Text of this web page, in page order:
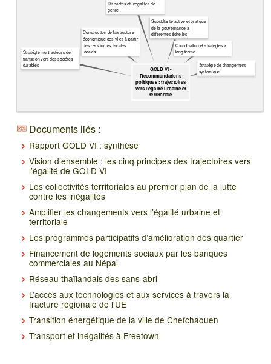
GOLD VI -
Recommandations
politiques : trajectoires
vers l’égalité urbaine et
territoriale
Stratégie de changement
systémique
Coordination et stratégies à
long terme
Subsidiarité active et pratique
de la gouvernance à
différentes échelles
Disparités et inégalités de
genre
Construction de la structure
économique des villes à partir
des ressources fiscales
locales
Stratégie multi-acteurs de
transition vers des sociétés
durables
Documents liés :
Rapport GOLD VI : synthèse
Vision d’ensemble : les cinq principes des trajectoires vers
l’égalité de GOLD VI
Les collectivités territoriales au premier plan de la lutte
contre les inégalités
Amplifier les changements vers l’égalité urbaine et
territoriale
Les programmes participatifs d’amélioration des quartier
Financement de logements sociaux par les banques
commerciales au Népal
Réseau thaïlandais des sans-abri
L’accès aux technologies et aux services à travers la
fracture régionale de l’UE
Transition énergétique de la ville de Chefchaouen
Transport et inégalités à Freetown